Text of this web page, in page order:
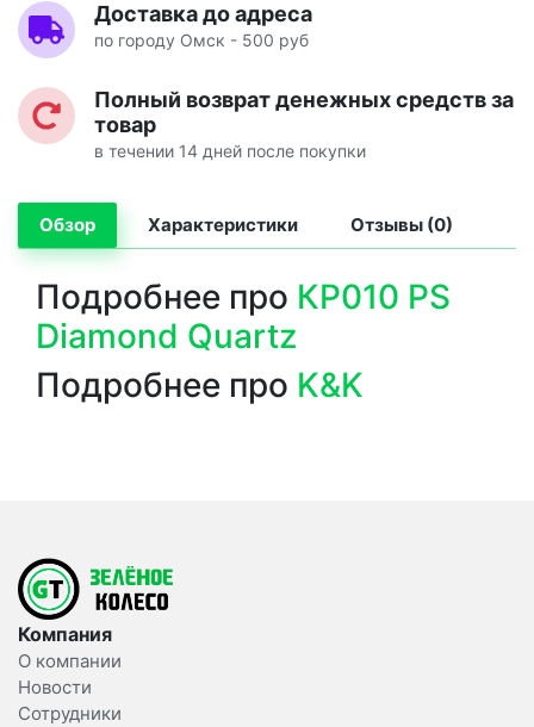
Доставка до адреса
по городу Омск - 500 руб
Полный возврат денежных средств за
товар
в течении 14 дней после покупки
Обзор Характеристики Отзывы (0)
Подробнее про КР010 PS
Diamond Quartz
Подробнее про K&K
Компания
О компании
Новости
Сотрудники